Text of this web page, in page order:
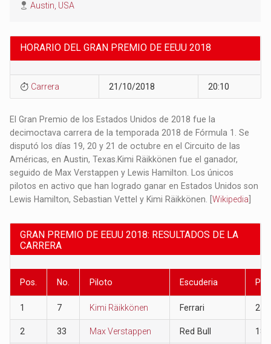
Austin, USA
HORARIO DEL GRAN PREMIO DE EEUU 2018
Carrera 21/10/2018 20:10
El Gran Premio de los Estados Unidos de 2018 fue la
decimoctava carrera de la temporada 2018 de Fórmula 1. Se
disputó los días 19, 20 y 21 de octubre en el Circuito de las
Américas, en Austin, Texas.​ Kimi Räikkönen fue el ganador,
seguido de Max Verstappen y Lewis Hamilton.​ Los únicos
pilotos en activo que han logrado ganar en Estados Unidos son
Lewis Hamilton, Sebastian Vettel y Kimi Räikkönen. [Wikipedia
GRAN PREMIO DE EEUU 2018: RESULTADOS DE LA
CARRERA
Pos. No. Piloto Escuderia
1 7 Kimi Räikkönen Ferrari 25
2 33 Max Verstappen Red Bull 18